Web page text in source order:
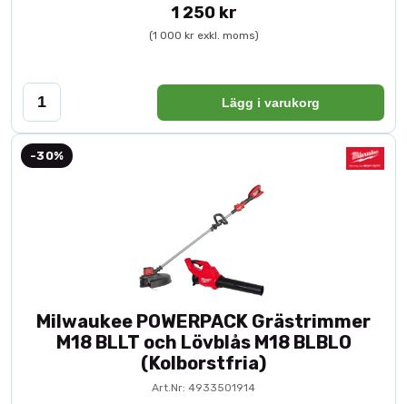
1 250 kr
(1 000 kr exkl. moms)
Lägg i varukorg
-30%
Milwaukee POWERPACK Grästrimmer
M18 BLLT och Lövblås M18 BLBLO
(Kolborstfria)
Art.Nr: 4933501914